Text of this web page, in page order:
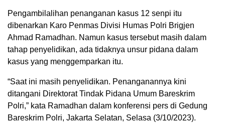
Pengambilalihan penanganan kasus 12 senpi itu
dibenarkan Karo Penmas Divisi Humas Polri Brigjen
Ahmad Ramadhan. Namun kasus tersebut masih dalam
tahap penyelidikan, ada tidaknya unsur pidana dalam
kasus yang menggemparkan itu.
“Saat ini masih penyelidikan. Penanganannya kini
ditangani Direktorat Tindak Pidana Umum Bareskrim
Polri,” kata Ramadhan dalam konferensi pers di Gedung
Bareskrim Polri, Jakarta Selatan, Selasa (3/10/2023).